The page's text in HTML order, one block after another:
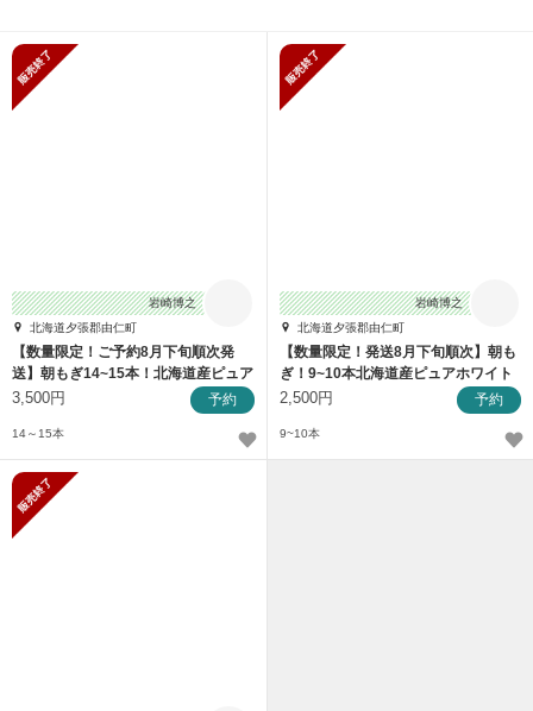
岩崎博之
北海道夕張郡由仁町
【数量限定！ご予約8月下旬順次発
送】朝もぎ14~15本！北海道産ピュア
ホワイト
3,500円 予約
14～15本
岩崎博之
北海道夕張郡由仁町
【数量限定！発送8月下旬順次】朝も
ぎ！9~10本北海道産ピュアホワイト
ＳＰ
2,500円 予約
9~10本